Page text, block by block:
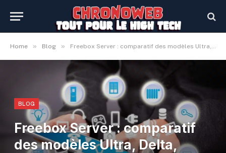
Home » Blog » Freebox Server : comparatif des modèles Ultra, Delta, Révolution et Pop
BLOG
Freebox Server : comparatif
des modèles Ultra, Delta,